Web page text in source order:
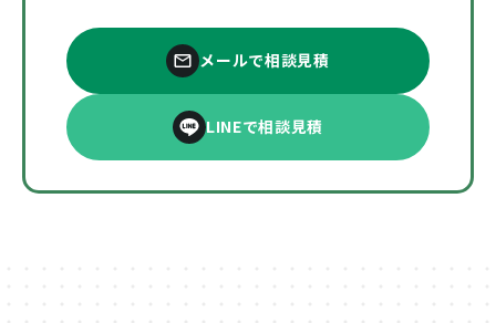
メールで相談見積
LINEで相談見積